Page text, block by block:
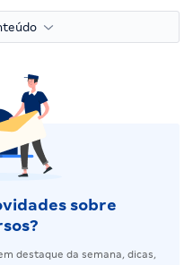
sobre
destaque da semana, dicas,